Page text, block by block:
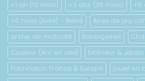
+1 an (12 mois) +3 ans (36 mois)
+5
+6 mois (Eveil) - Bébé
Aires de jeu
arche de motricité
Balançoires
Couleur (Arc en ciel)
Extérieur & Jardin
Fabrication France & Europe
jouet en